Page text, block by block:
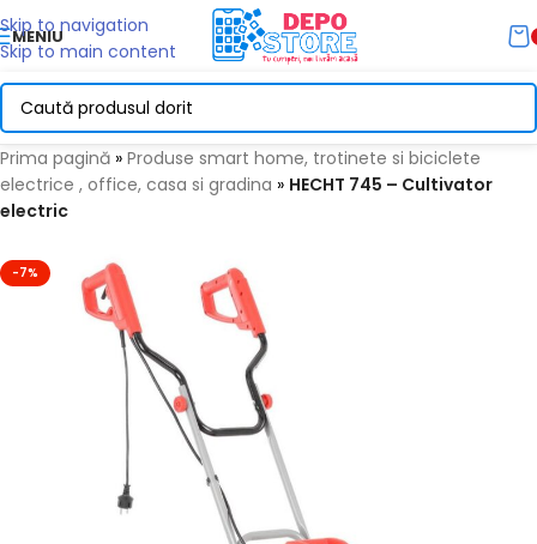
Skip to navigation
Skip to main content
MENIU
Prima pagină » Produse smart home, trotinete si biciclete
electrice , office, casa si gradina » HECHT 745 – Cultivator
electric
-7%